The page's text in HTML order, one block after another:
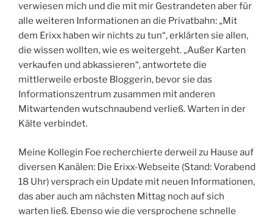
verwiesen mich und die mit mir Gestrandeten aber für
alle weiteren Informationen an die Privatbahn: „Mit
dem Erixx haben wir nichts zu tun“, erklärten sie allen,
die wissen wollten, wie es weitergeht. „Außer Karten
verkaufen und abkassieren“, antwortete die
mittlerweile erboste Bloggerin, bevor sie das
Informationszentrum zusammen mit anderen
Mitwartenden wutschnaubend verließ. Warten in der
Kälte verbindet.
Meine Kollegin Foe recherchierte derweil zu Hause auf
diversen Kanälen: Die Erixx-Webseite (Stand: Vorabend
18 Uhr) versprach ein Update mit neuen Informationen,
das aber auch am nächsten Mittag noch auf sich
warten ließ. Ebenso wie die versprochene schnelle